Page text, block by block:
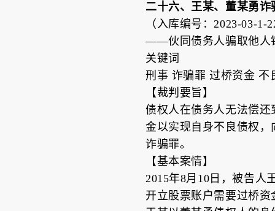
二十六、王某、董某勇诈
（入库编号：2023-03-1-
——伙同债务人骗取他人
关键词
刑事 诈骗罪 过桥资金 不
【裁判要旨】
债权人在债务人无法偿
金以实现自身不良债权
诈骗罪。
【基本案情】
2015年8月10日，被告人
开立股票账户需要过桥